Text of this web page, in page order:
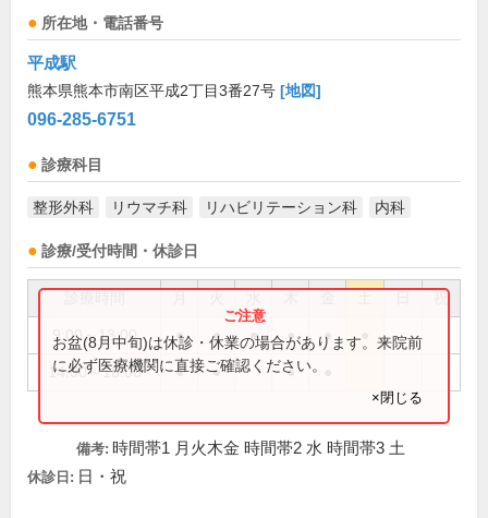
所在地・電話番号
平成駅
熊本県熊本市南区平成2丁目3番27号 [地図]
096-285-6751
診療科目
整形外科 リウマチ科 リハビリテーション科 内科
診療/受付時間・休診日
祝
9:00～13:00 ● ● ● ● ●
14:00～18:00 ● ● ●
お盆(8月中旬)は休診・休業の場合があります。来院前
に必ず医療機関に直接ご確認ください。
×閉じる
備考: 時間帯1 月火木金 時間帯2 水 時間帯3 土
休診日: 日・祝